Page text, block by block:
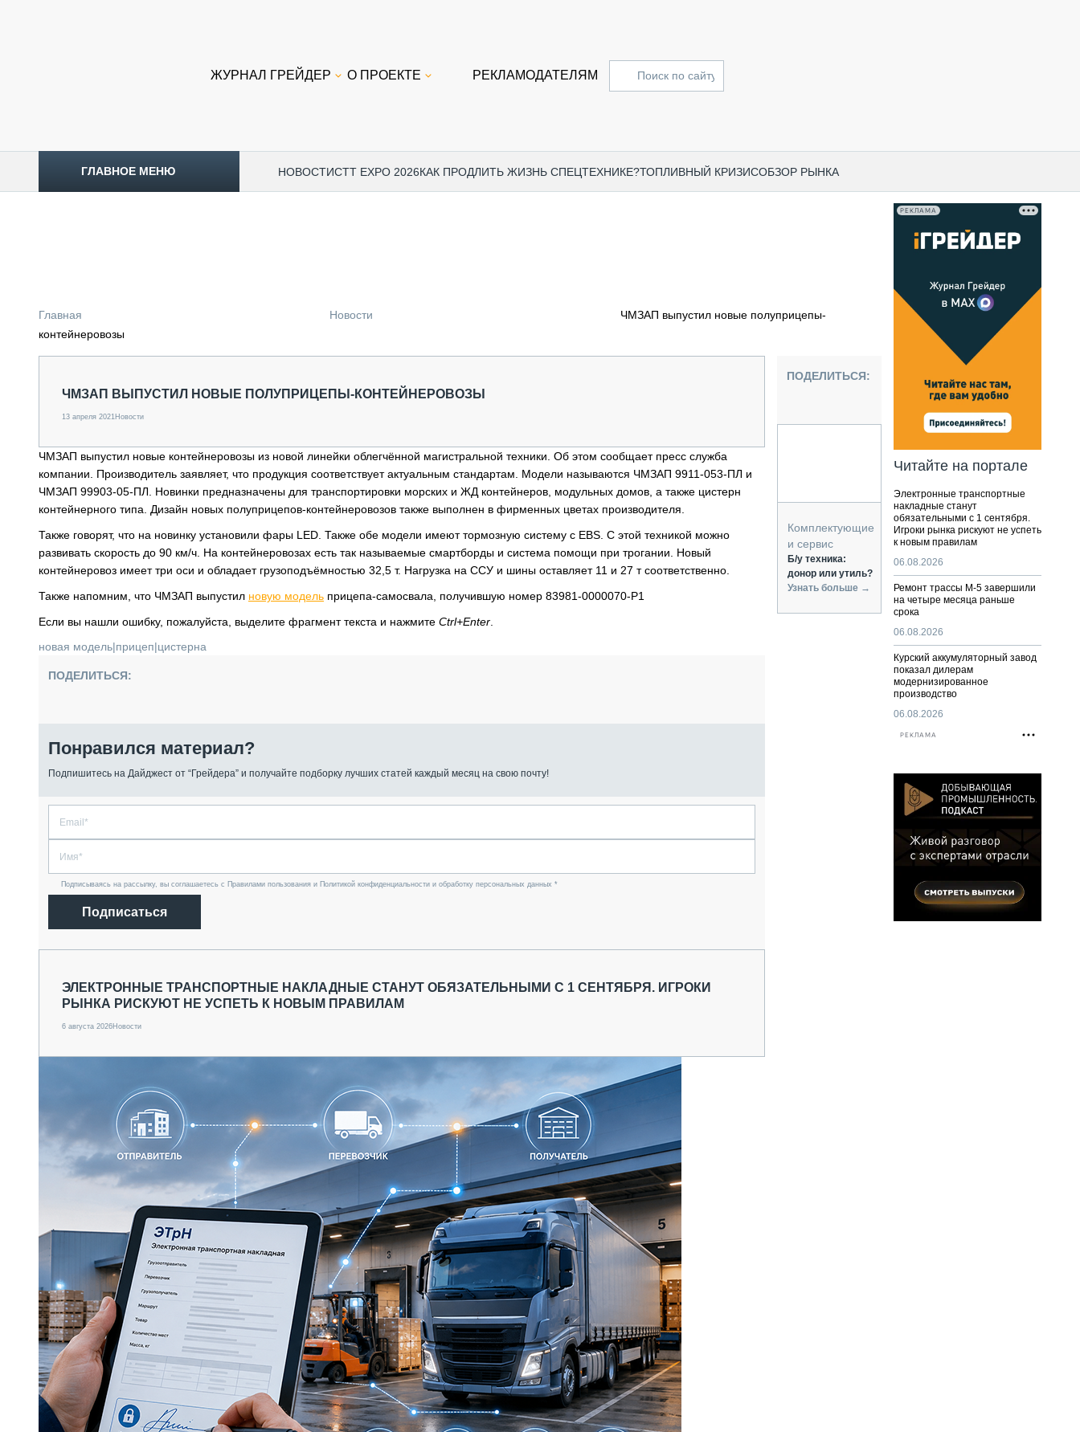
ЖУРНАЛ ГРЕЙДЕР О ПРОЕКТЕ РЕКЛАМОДАТЕЛЯМ
ГЛАВНОЕ МЕНЮ НОВОСТИCTT EXPO 2026КАК ПРОДЛИТЬ ЖИЗНЬ СПЕЦТЕХНИКЕ?ТОПЛИВНЫЙ КРИЗИСОБЗОР РЫНКА
ОБЗОР РЫНКА
ГРУЗОПЕРЕВОЗКИ
ИСПЫТАТЕЛИ
ТЕХНОЛОГИИ
ДОРОЖНАЯ ИНДУСТРИЯ
СЕРВИСМЕНЫ
БЛИЖАЙШИЕ МЕРОПРИЯТИЯ
ПОДЪЁМНАЯ ТЕХНИКА
ПАССАЖИРСКИЙ ТРАНСПОРТ
КАРЬЕРНАЯ ТЕХНИКА
ЛОГИСТИКА И СКЛАД
АВТОМАТИЗАЦИЯ И ТЕХНОЛОГИИ
Главная Новости
ЧМЗАП выпустил новые полуприцепы-
контейнеровозы
ЧМЗАП ВЫПУСТИЛ НОВЫЕ ПОЛУПРИЦЕПЫ-КОНТЕЙНЕРОВОЗЫ
13 апреля 2021Новости
ЧМЗАП выпустил новые контейнеровозы из новой линейки облегчённой магистральной техники. Об этом сообщает пресс служба
компании. Производитель заявляет, что продукция соответствует актуальным стандартам. Модели называются ЧМЗАП 9911-053-ПЛ и
ЧМЗАП 99903-05-ПЛ. Новинки предназначены для транспортировки морских и ЖД контейнеров, модульных домов, а также цистерн
контейнерного типа. Дизайн новых полуприцепов-контейнеровозов также выполнен в фирменных цветах производителя.
Также говорят, что на новинку установили фары LED. Также обе модели имеют тормозную систему с EBS. С этой техникой можно
развивать скорость до 90 км/ч. На контейнеровозах есть так называемые смартборды и система помощи при трогании. Новый
контейнеровоз имеет три оси и обладает грузоподъёмностью 32,5 т. Нагрузка на ССУ и шины оставляет 11 и 27 т соответственно.
Также напомним, что ЧМЗАП выпустил новую модель прицепа-самосвала, получившую номер 83981-0000070-Р1
Если вы нашли ошибку, пожалуйста, выделите фрагмент текста и нажмите Ctrl+Enter
новая модель|прицеп|цистерна
ПОДЕЛИТЬСЯ:
Понравился материал?
Подпишитесь на Дайджест от “Грейдера” и получайте подборку лучших статей каждый месяц на свою почту!
Подписываясь на рассылку, вы соглашаетесь с Правилами пользования и Политикой конфиденциальности и обработку персональных данных *
Подписаться
ЭЛЕКТРОННЫЕ ТРАНСПОРТНЫЕ НАКЛАДНЫЕ СТАНУТ ОБЯЗАТЕЛЬНЫМИ С 1 СЕНТЯБРЯ. ИГРОКИ
РЫНКА РИСКУЮТ НЕ УСПЕТЬ К НОВЫМ ПРАВИЛАМ
6 августа 2026Новости
ПОДЕЛИТЬСЯ:
Комплектующие
и сервис
Б/у техника:
донор или утиль?
Узнать больше →
РЕКЛАМА
Читайте на портале
Электронные транспортные
накладные станут
обязательными с 1 сентября.
Игроки рынка рискуют не успеть
к новым правилам
06.08.2026
Ремонт трассы М-5 завершили
на четыре месяца раньше
срока
06.08.2026
Курский аккумуляторный завод
показал дилерам
модернизированное
производство
06.08.2026
РЕКЛАМА